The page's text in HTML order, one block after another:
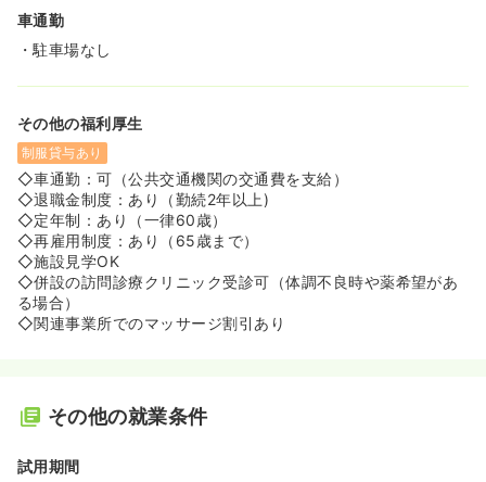
車通勤
・駐車場なし
その他の福利厚生
制服貸与あり
◇車通勤：可（公共交通機関の交通費を支給）
◇退職金制度：あり（勤続2年以上)
◇定年制：あり（一律60歳）
◇再雇用制度：あり（65歳まで）
◇施設見学OK
◇併設の訪問診療クリニック受診可（体調不良時や薬希望があ
る場合）
◇関連事業所でのマッサージ割引あり
その他の就業条件
試用期間